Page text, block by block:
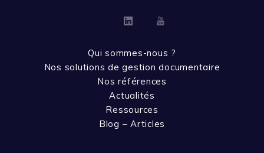
LinkedinYoutube
Qui sommes-nous ?
Nos solutions de gestion documentaire
Nos références
Actualités
Ressources
Blog – Articles